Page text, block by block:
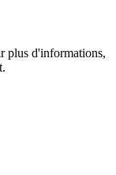
plus d'informations,